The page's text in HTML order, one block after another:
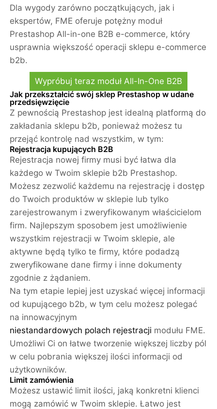
Dla wygody zarówno początkujących, jak i
ekspertów, FME oferuje potężny moduł
Prestashop All-in-one B2B e-commerce, który
usprawnia większość operacji sklepu e-commerce
b2b.
Wypróbuj teraz moduł All-In-One B2B
Jak przekształcić swój sklep Prestashop w udane
przedsięwzięcie
Z pewnością Prestashop jest idealną platformą do
zakładania sklepu b2b, ponieważ możesz tu
przejąć kontrolę nad wszystkim, w tym:
Rejestracja kupujących B2B
Rejestracja nowej firmy musi być łatwa dla
każdego w Twoim sklepie b2b Prestashop.
Możesz zezwolić każdemu na rejestrację i dostęp
do Twoich produktów w sklepie lub tylko
zarejestrowanym i zweryfikowanym właścicielom
firm. Najlepszym sposobem jest umożliwienie
wszystkim rejestracji w Twoim sklepie, ale
aktywne będą tylko te firmy, które podadzą
zweryfikowane dane firmy i inne dokumenty
zgodnie z żądaniem.
Na tym etapie lepiej jest uzyskać więcej informacji
od kupującego b2b, w tym celu możesz polegać
na innowacyjnym
niestandardowych polach rejestracji modułu FME.
Umożliwi Ci on łatwe tworzenie większej liczby pól
w celu pobrania większej ilości informacji od
użytkowników.
Limit zamówienia
Możesz ustawić limit ilości, jaką konkretni klienci
mogą zamówić w Twoim sklepie. Łatwo jest